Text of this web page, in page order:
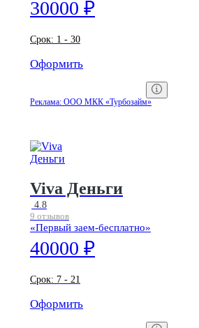
30000 ₽
Срок: 1 - 30
Оформить
Реклама: ООО МКК «Турбозайм»
Viva Деньги
4.8
9 отзывов
«Первый заем-бесплатно»
40000 ₽
Срок: 7 - 21
Оформить